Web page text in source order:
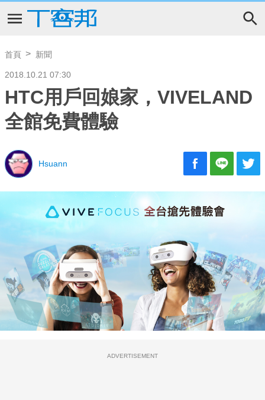
首頁 新聞
2018.10.21 07:30
HTC用戶回娘家，VIVELAND
全館免費體驗
Hsuann
ADVERTISEMENT